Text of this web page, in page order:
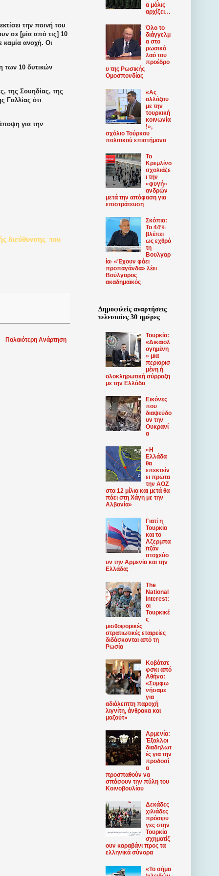
την ποινή του
σε [μία από τις] 10
καμία ανοχή. Οι
των 10 δυτικών
της Σουηδίας, της
Γαλλίας ότι
για την
διεύθυνσης του
Παλαιότερη Ανάρτηση
α μόλις
αρχίζει…
Όλο το
διάγγελμ
α στο
ρωσικό
λαό του
προέδρο
υ της Ρωσικής
Ομοσπονδίας
«Ας
αλλάξου
με την
τουρκική
κοινωνία
!»,
σχόλιο Τούρκου
πολιτικού επιστήμονα
Το
Κρεμλίνο
σχολιάζε
ι την
«φυγή»
ανδρών
μετά την απόφαση για
επιστράτευση
Σκόπια:
Το 44%
βλέπει
ως εχθρό
τη
Βουλγαρ
ία- «Έχουν φάει
προπαγάνδα» λέει
Βούλγαρος
ακαδημαϊκός
Δημοφιλείς αναρτήσεις
τελευταίες 30 ημέρες
Τουρκία:
«Δικαιολ
ογημένη
» μια
περιορισ
μένη ή
ολοκληρωτική σύρραξη
με την Ελλάδα
Εικόνες
που
διαψεύδο
υν την
Ουκρανί
α
«Η
Ελλάδα
θα
επεκτείν
ει πρώτα
την ΑΟΖ
στα 12 μίλια και μετά θα
πάει στη Χάγη με την
Αλβανία»
Γιατί η
Τουρκία
και το
Αζερμπα
ϊτζάν
στοχεύο
υν την Αρμενία και την
Ελλάδα;
The
National
Interest:
οι
Τουρκικέ
ς
μισθοφορικές
στρατιωτικές εταιρείες
διδάσκονται από τη
Ρωσία
Κοβάτσε
φσκι από
Αθήνα:
«Συμφω
νήσαμε
για
αδιάλειπτη παροχή
λιγνίτη, άνθρακα και
μαζούτ»
Αρμενία:
Έξαλλοι
διαδηλωτ
ές για την
προδοσί
α
προσπαθούν να
σπάσουν την πύλη του
Κοινοβουλίου
Δεκάδες
χιλιάδες
πρόσφυ
γες στην
Τουρκία
σχηματίζ
ουν καραβάνι προς τα
ελληνικά σύνορα
«Το σήμα